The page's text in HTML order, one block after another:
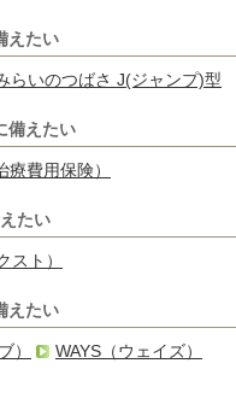
えたい
らいのつばさ J(ジャンプ)型
備えたい
費用保険）
たい
スト）
えたい
） WAYS（ウェイズ）